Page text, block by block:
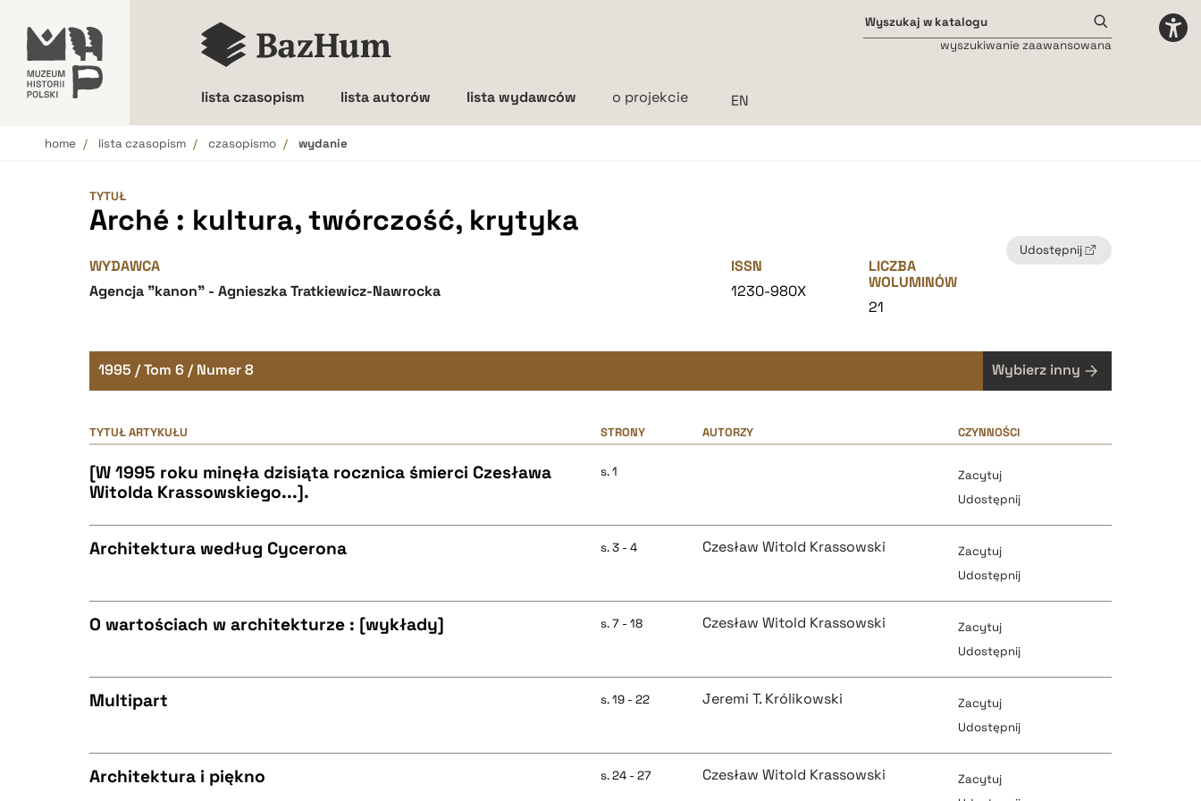
lista czasopism lista autorów lista wydawców o projekcie
wyszukiwanie zaawansowana
home lista czasopism czasopismo wydanie
TYTUŁ
Arché : kultura, twórczość, krytyka
Udostępnij
WYDAWCA
Agencja "kanon" - Agnieszka Tratkiewicz-Nawrocka
ISSN
1230-980X
LICZBA
WOLUMINÓW
21
1995 / Tom 6 / Numer 8 Wybierz inny
TYTUŁ ARTYKUŁU STRONY AUTORZY CZYNNOŚCI
[W 1995 roku minęła dzisiąta rocznica śmierci Czesława
Witolda Krassowskiego...].
s. 1
Zacytuj
Udostępnij
pobierz cytat
BIBTEX
pobierz cytat
Architektura według Cycerona s. 3 - 4 Czesław Witold Krassowski
Zacytuj
Udostępnij
pobierz cytat
BIBTEX
O wartościach w architekturze : [wykłady] s. 7 - 18 Czesław Witold Krassowski
Zacytuj
Udostępnij
pobierz cytat
Multipart s. 19 - 22 Jeremi T. Królikowski
Zacytuj
Udostępnij
Architektura i piękno s. 24 - 27 Czesław Witold Krassowski
Zacytuj